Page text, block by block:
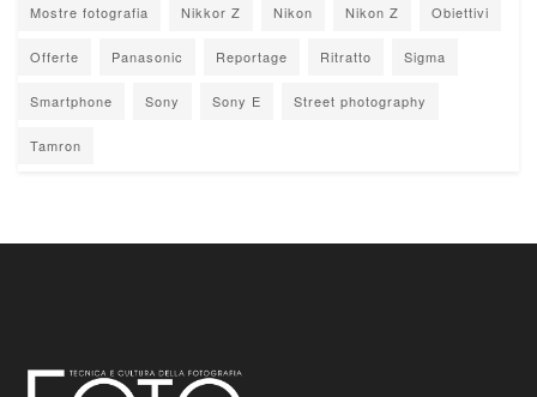
Mostre fotografia Nikkor Z Nikon Nikon Z Obiettivi
Offerte Panasonic Reportage Ritratto Sigma
Smartphone Sony Sony E Street photography
Tamron